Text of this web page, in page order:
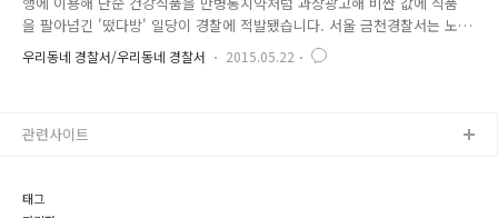
을 팔아넘긴 '떴다방' 일당이 경찰에 적발됐습니다. 서울 금천경찰서는 노
인들에게 건강식품을 만병통치약인 것처럼 속여 판매한 혐의(식품위생법
위반)로 안모씨(57)와 김모씨(56·여) 등 5명을 불구속 입건했다고 밝혔는데
들에게 용돈을 받아쓰는 노인들의 쌈짓돈을 노리는 만병통치약 판매 사기
결..
우리동네 경찰서/우리동네 경찰서 2015.05.22
태그
관련사이트